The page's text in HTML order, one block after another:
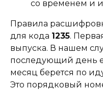
со временем и
Правила
для кода 1235.
выпуска. В нашем
последующий день
месяц берется по
Это порядковый